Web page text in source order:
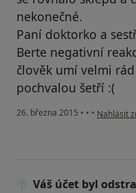
nekonečné.
Paní doktorko a
Berte negativní
člověk umí velmi
pochvalou šetří :(
26. března 2015 • • • podle
Nahlásit
Váš účet byl